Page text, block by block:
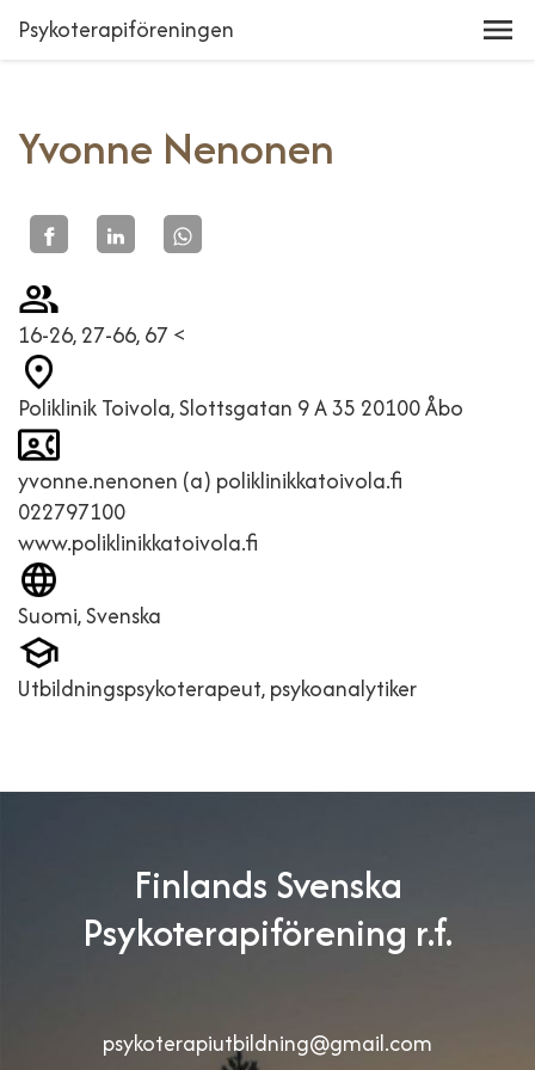
Psykoterapiföreningen
Yvonne Nenonen
16-26, 27-66, 67 <
Poliklinik Toivola, Slottsgatan 9 A 35 20100 Åbo
yvonne.nenonen (a) poliklinikkatoivola.fi
022797100
www.poliklinikkatoivola.fi
Suomi, Svenska
Utbildningspsykoterapeut, psykoanalytiker
Finlands Svenska
Psykoterapiförening r.f.
psykoterapiutbildning@gmail.com